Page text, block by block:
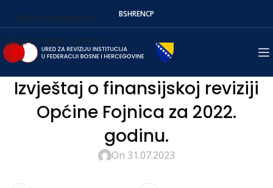
Skip to navigation
Skip to main content
BSHRENСР
Izvještaj o finansijskoj reviziji
Općine Fojnica za 2022.
godinu.
On 31.07.2023